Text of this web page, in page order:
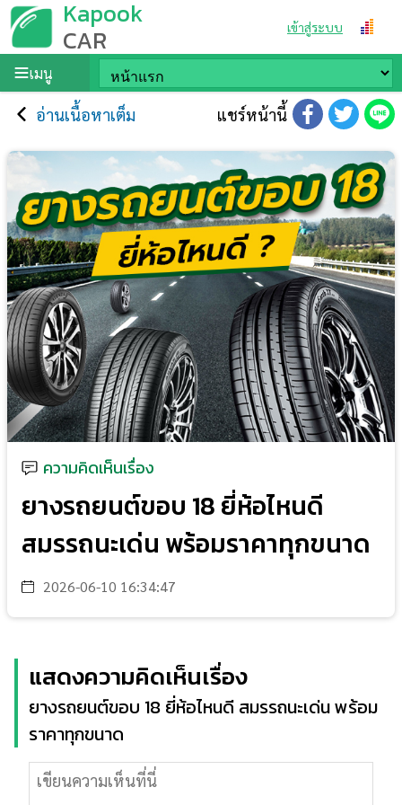
Kapook
CAR เข้าสู่ระบบ
เมนู
อ่านเนื้อหาเต็ม แชร์หน้านี้
ความคิดเห็นเรื่อง
ยางรถยนต์ขอบ 18 ยี่ห้อไหนดี
สมรรถนะเด่น พร้อมราคาทุกขนาด
2026-06-10 16:34:47
แสดงความคิดเห็นเรื่อง
ยางรถยนต์ขอบ 18 ยี่ห้อไหนดี สมรรถนะเด่น พร้อม
ราคาทุกขนาด